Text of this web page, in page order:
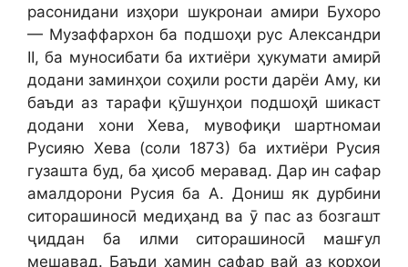
расонидани изҳори шукронаи амири Бухоро
— Музаффархон ба подшоҳи рус Александри
II, ба муносибати ба ихтиёри ҳукумати амирӣ
додани заминҳои соҳили рости дарёи Аму, ки
баъди аз тарафи қӯшунҳои подшоҳӣ шикаст
додани хони Хева, мувофиқи шартномаи
Русияю Хева (соли 1873) ба ихтиёри Русия
гузашта буд, ба ҳисоб меравад. Дар ин сафар
амалдорони Русия ба А. Дониш як дурбини
ситорашиносӣ медиҳанд ва ӯ пас аз бозгашт
ҷиддан ба илми ситорашиносӣ машғул
мешавад. Баъди ҳамин сафар вай аз корҳои